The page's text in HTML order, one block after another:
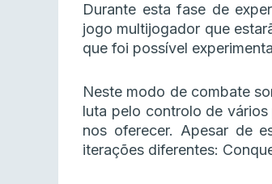
Durante esta fase de
jogo multijogador que
que foi possível
Neste modo de combate
luta pelo controlo de
nos oferecer. Apesar de
iterações diferentes: